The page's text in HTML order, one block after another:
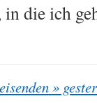
die ich
»